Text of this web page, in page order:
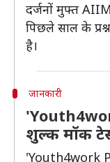
दर्जनों मुफ्त
पिछले साल के
है।
जानकारी
शुल्क मॉक
'Youth4work